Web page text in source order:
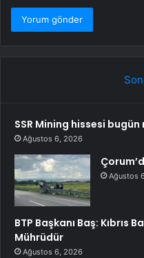
SSR Mining hissesi
Ağustos 6, 2026
Ağustos
BTP Başkanı Baş: Kıbrıs
Mührüdür
Ağustos 6, 2026